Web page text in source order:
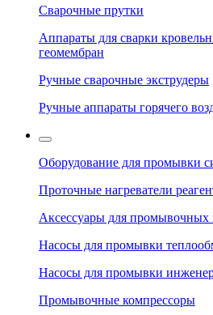
Сварочные прутки
Аппараты для сварки
геомембран
Ручные сварочные экструдеры
Ручные аппараты горячего
Оборудование для промывки
Проточные нагреватели
Аксессуары для промывочных
Насосы для промывки
Насосы для промывки
Промывочные компрессоры